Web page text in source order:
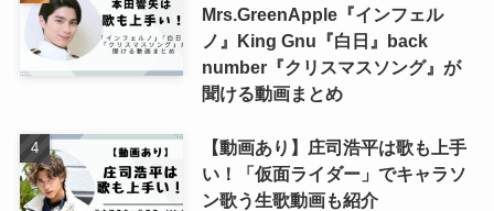
Mrs.GreenApple『インフェル
ノ』King Gnu『白日』back
number『クリスマスソング』が
聞ける動画まとめ
【動画あり】庄司浩平は歌も上手
い！「仮面ライダー」でキャラソ
ン歌う生歌動画も紹介